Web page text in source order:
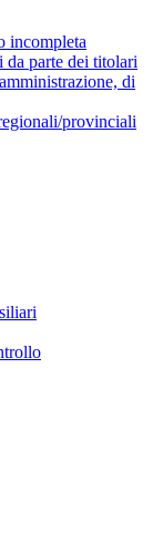
incompleta
da parte dei titolari
di
provinciali